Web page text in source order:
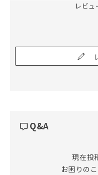
レビュ
Q&A
現在投
お困りの